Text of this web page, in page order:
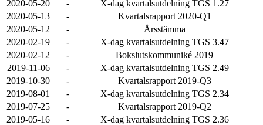
2020-05-20 -
X-dag kvartalsutdelning TGS 1.27
2020-05-13
-
Kvartalsrapport 2020-Q1
2020-05-12
-
Årsstämma
2020-02-19
-
X-dag kvartalsutdelning TGS 3.47
2020-02-12
-
Bokslutskommuniké 2019
2019-11-06
-
X-dag kvartalsutdelning TGS 2.49
2019-10-30
-
Kvartalsrapport 2019-Q3
2019-08-01
-
X-dag kvartalsutdelning TGS 2.34
2019-07-25
-
Kvartalsrapport 2019-Q2
2019-05-16
-
X-dag kvartalsutdelning TGS 2.36